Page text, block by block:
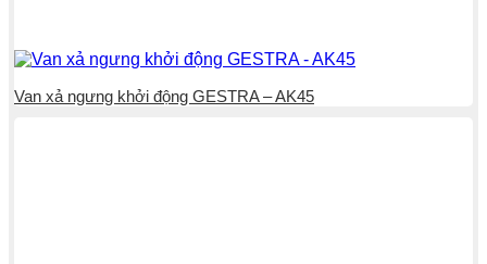
Van xả ngưng khởi động GESTRA – AK45